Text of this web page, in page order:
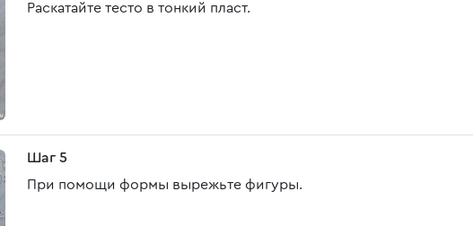
Раскатайте тесто в тонкий пласт.
Шаг 5
При помощи формы вырежьте фигуры.